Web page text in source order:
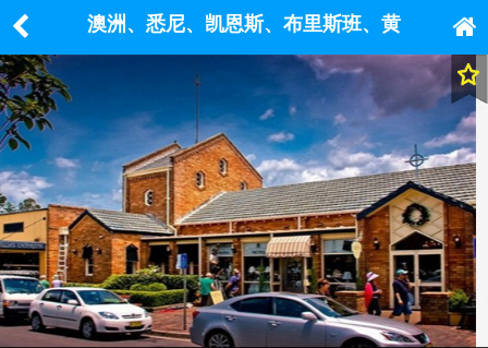
澳洲、悉尼、凯恩斯、布里斯班、黄
金海岸、精彩8天